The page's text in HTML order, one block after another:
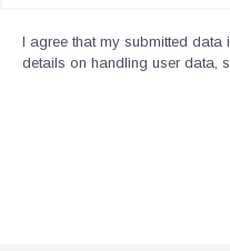
I agree that my submitted data
details on handling user data,